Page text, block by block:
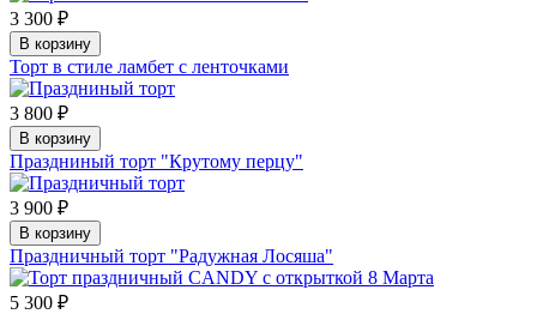
3 300 ₽
В корзину
Торт в стиле ламбет с ленточками
3 800 ₽
В корзину
Праздниный торт "Крутому перцу"
3 900 ₽
В корзину
Праздничный торт "Радужная Лосяша"
5 300 ₽